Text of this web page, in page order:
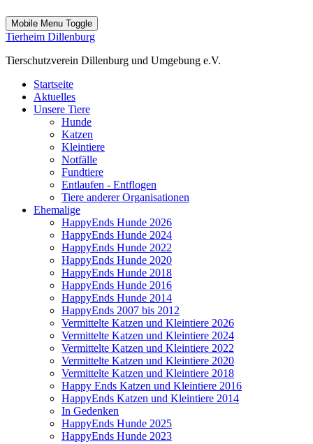
Mobile Menu Toggle
Tierheim Dillenburg
Tierschutzverein Dillenburg und Umgebung e.V.
Startseite
Aktuelles
Unsere Tiere
Hunde
Katzen
Kleintiere
Notfälle
Fundtiere
Entlaufen - Entflogen
Tiere anderer Organisationen
Ehemalige
HappyEnds Hunde 2026
HappyEnds Hunde 2024
HappyEnds Hunde 2022
HappyEnds Hunde 2020
HappyEnds Hunde 2018
HappyEnds Hunde 2016
HappyEnds Hunde 2014
HappyEnds 2007 bis 2012
Vermittelte Katzen und Kleintiere 2026
Vermittelte Katzen und Kleintiere 2024
Vermittelte Katzen und Kleintiere 2022
Vermittelte Katzen und Kleintiere 2020
Vermittelte Katzen und Kleintiere 2018
Happy Ends Katzen und Kleintiere 2016
HappyEnds Katzen und Kleintiere 2014
In Gedenken
HappyEnds Hunde 2025
HappyEnds Hunde 2023